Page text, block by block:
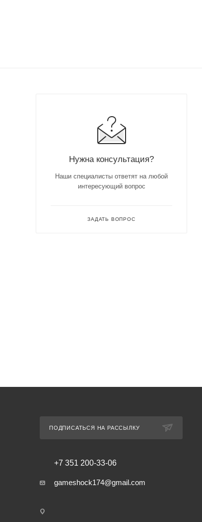
Нужна консультация?
Наши специалисты ответят на любой
интересующий вопрос
ЗАДАТЬ ВОПРОС
ПОДПИСАТЬСЯ НА РАССЫЛКУ
+7 351 200-33-06
gameshock174@gmail.com